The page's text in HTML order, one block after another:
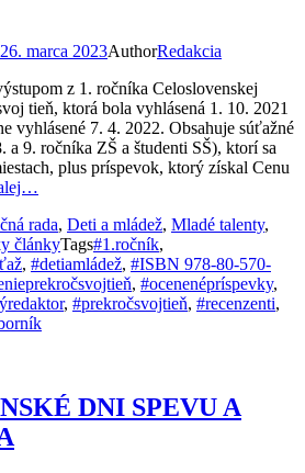
6. marca 2023AuthorRedakcia
z 1. ročníka Celoslovenskej
tieň, ktorá bola vyhlásená 1. 10. 2021
vyhlásené 7. 4. 2022. Obsahuje súťažné
a 9. ročníka ZŠ a študenti SŠ), ktorí sa
plus príspevok, ktorý získal Cenu
rada, Deti a mládež, Mladé talenty,
článkyTags#1.ročník,
, #detiamládež, #ISBN 978-80-570-
, #ocenenépríspevky,
, #prekročsvojtieň, #recenzenti,
DNI SPEVU A